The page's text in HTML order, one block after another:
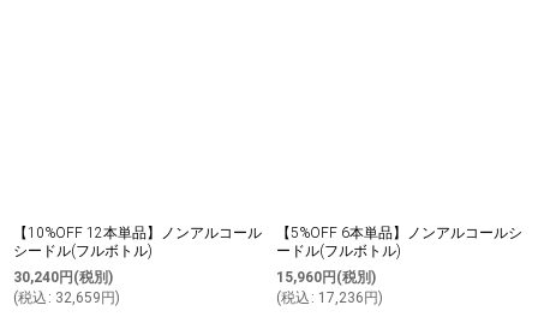
【10%OFF 12本単品】ノンアルコール
シードル(フルボトル)
30,240円 (税別)
(税込 : 32,659 円)
【5%OFF 6本単品】ノンアルコールシ
ードル(フルボトル)
15,960円 (税別)
(税込 : 17,236 円)